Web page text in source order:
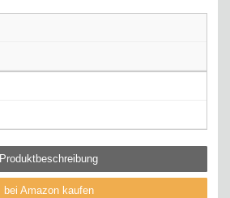
Produktbeschreibung
bei Amazon kaufen